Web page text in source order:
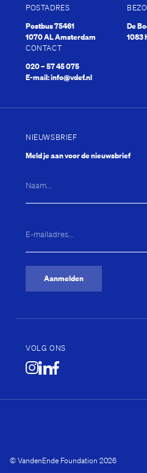
POSTADRES
Postbus 75461
1070 AL Amsterdam
De
1083
CONTACT
020 – 57 45 075
E-mail:info@vdef.nl
NIEUWSBRIEF
Meld je aan voor de nieuwsbrief
mailadres...
(Vereist)
Aanmelden
VOLG ONS
© VandenEnde Foundation 2026